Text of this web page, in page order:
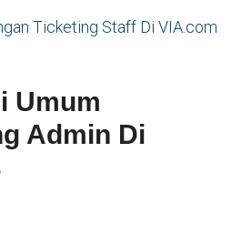
Ticketing Staff Di VIA.com
Umum
Admin Di